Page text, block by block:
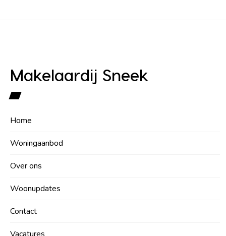
Makelaardij Sneek
Home
Woningaanbod
Over ons
Woonupdates
Contact